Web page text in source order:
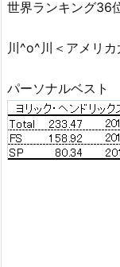
世界ランキング36
川^o^川＜アメリカ
パーソナルベスト